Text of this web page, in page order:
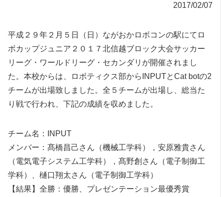
2017/02/07
平成２９年２月５日（日）ながおかロボコンの駅にてロ
ボカップジュニア２０１７北信越ブロック大会サッカー
リーグ・ワールドリーグ・セカンダリが開催されまし
た。本校からは、ロボティクス部からINPUTとCat botの2
チームが出場致しました。全５チームが出場し、総当た
り戦で行われ、下記の成績を収めました。
チーム名：INPUT
メンバー：髙橋昌己さん（機械工学科），安原雅貴さん
（電気電子システム工学科），髙野創さん（電子制御工
学科）、樋口翔太さん（電子制御工学科）
【結果】全勝：優勝、プレゼンテーション最優秀賞